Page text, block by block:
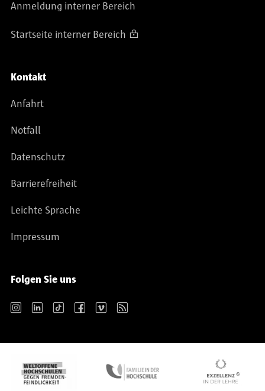
Anmeldung interner Bereich
Startseite interner Bereich
Kontakt
Anfahrt
Notfall
Datenschutz
Barrierefreiheit
Leichte Sprache
Impressum
Folgen Sie uns
Instagram LinkedIn TikTok Facebook Vimeo RSS